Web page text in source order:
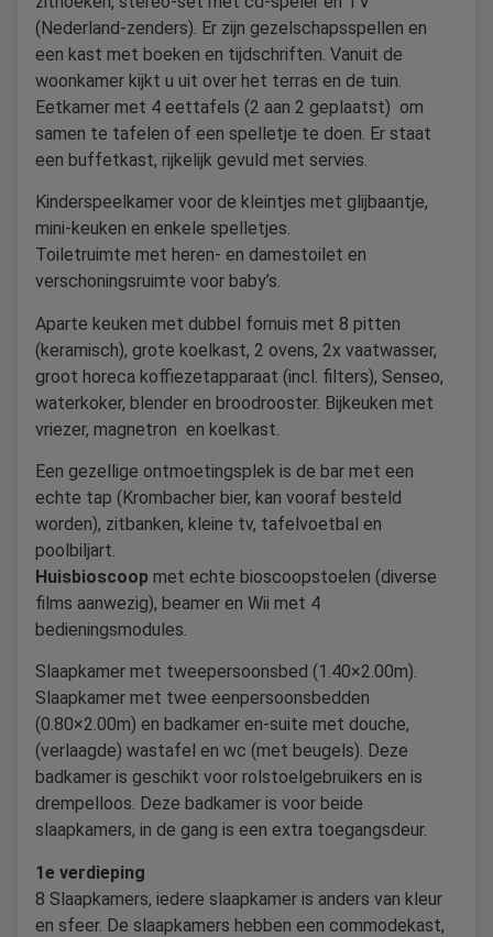
(Nederland-zenders). Er zijn gezelschapsspellen en
een kast met boeken en tijdschriften. Vanuit de
woonkamer kijkt u uit over het terras en de tuin.
Eetkamer met 4 eettafels (2 aan 2 geplaatst) om
samen te tafelen of een spelletje te doen. Er staat
een buffetkast, rijkelijk gevuld met servies.
Kinderspeelkamer voor de kleintjes met glijbaantje,
mini-keuken en enkele spelletjes.
Toiletruimte met heren- en damestoilet en
verschoningsruimte voor baby’s.
Aparte keuken met dubbel fornuis met 8 pitten
(keramisch), grote koelkast, 2 ovens, 2x vaatwasser,
groot horeca koffiezetapparaat (incl. filters), Senseo,
waterkoker, blender en broodrooster. Bijkeuken met
vriezer, magnetron en koelkast.
Een gezellige ontmoetingsplek is de bar met een
echte tap (Krombacher bier, kan vooraf besteld
worden), zitbanken, kleine tv, tafelvoetbal en
poolbiljart.
Huisbioscoop met echte bioscoopstoelen (diverse
films aanwezig), beamer en Wii met 4
bedieningsmodules.
Slaapkamer met tweepersoonsbed (1.40×2.00m).
Slaapkamer met twee eenpersoonsbedden
(0.80×2.00m) en badkamer en-suite met douche,
(verlaagde) wastafel en wc (met beugels). Deze
badkamer is geschikt voor rolstoelgebruikers en is
drempelloos. Deze badkamer is voor beide
slaapkamers, in de gang is een extra toegangsdeur.
1e verdieping
8 Slaapkamers, iedere slaapkamer is anders van kleur
en sfeer. De slaapkamers hebben een commodekast,